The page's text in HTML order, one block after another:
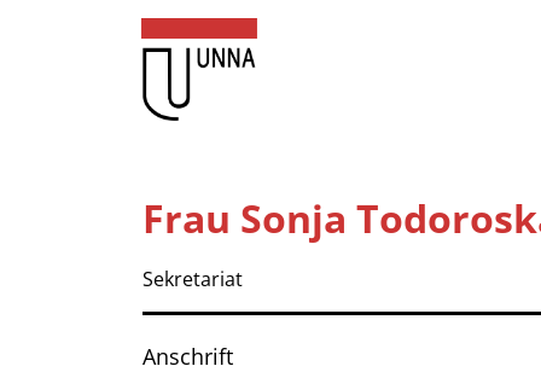
Zum Hauptinhalt springen
Zum Hauptinhalt
Dienstleistungen A-Z
Mitarbeitende A-Z
Kontakt
Frau Sonja
Sekretariat
Anschrift